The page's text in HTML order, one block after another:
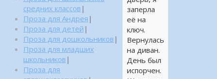
заперла
её на
ключ.
Вернулась
на диван.
День был
испорчен.
средних классов |
Проза для Андрея |
Проза для детей |
Проза для дошкольников |
Проза для младших
школьников |
Проза для